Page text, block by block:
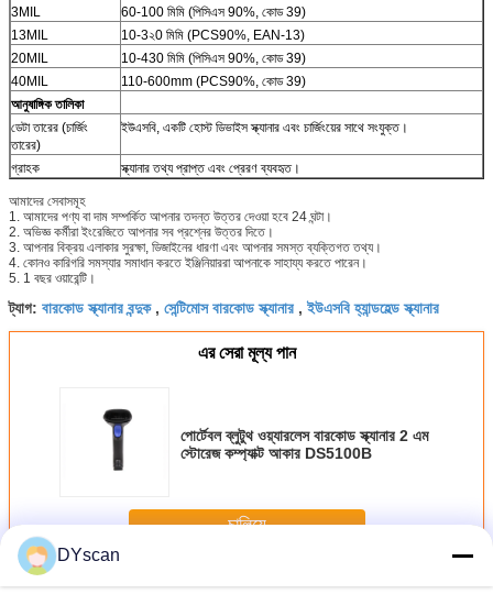
3MIL
60-100 মিমি (পিসিএস 90%, কোড 39)
13MIL
10-3২0 মিমি (PCS90%, EAN-13)
20MIL
10-430 মিমি (পিসিএস 90%, কোড 39)
40MIL
110-600mm (PCS90%, কোড 39)
আনুষাঙ্গিক তালিকা
ডেটা তারের (চার্জিং
তারের)
ইউএসবি, একটি হোস্ট ডিভাইস স্ক্যানার এবং চার্জিংয়ের সাথে সংযুক্ত।
গ্রাহক স্ক্যানার তথ্য প্রাপ্ত এবং প্রেরণ ব্যবহৃত।
আমাদের সেবাসমূহ
1. আমাদের পণ্য বা দাম সম্পর্কিত আপনার তদন্ত উত্তর দেওয়া হবে 24 ঘন্টা।
2. অভিজ্ঞ কর্মীরা ইংরেজিতে আপনার সব প্রশ্নের উত্তর দিতে।
3. আপনার বিক্রয় এলাকার সুরক্ষা, ডিজাইনের ধারণা এবং আপনার সমস্ত ব্যক্তিগত তথ্য।
4. কোনও কারিগরি সমস্যার সমাধান করতে ইঞ্জিনিয়াররা আপনাকে সাহায্য করতে পারেন।
5. 1 বছর ওয়ারেন্টি।
ট্যাগ: বারকোড স্ক্যানার বন্দুক, সেন্টিমোস বারকোড স্ক্যানার ,ইউএসবি হ্যান্ডহেল্ড স্ক্যানার
এর সেরা মূল্য পান
পোর্টেবল ব্লুটুথ ওয়্যারলেস বারকোড স্ক্যানার 2 এম
স্টোরেজ কম্প্যাক্ট আকার DS5100B
চালিয়ে
অধিকহাতেধরা ক্যামেরায় তোলা চলচ্চিত্র বারকোড স্ক্যানার
DYscan